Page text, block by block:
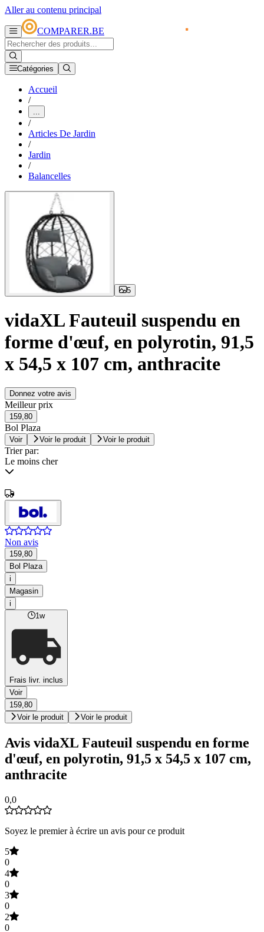
Aller au contenu principal
COMPARER.BE
Catégories
Accueil
/
...
/
Articles De Jardin
/
Jardin
/
Balancelles
5
vidaXL Fauteuil suspendu en
forme d'œuf, en polyrotin, 91,5
x 54,5 x 107 cm, anthracite
Donnez votre avis
Meilleur prix
159,80
Bol Plaza
Voir Voir le produit Voir le produit
Trier par:
Le moins cher
Non avis
159,80
Bol Plaza
i
Magasin
i
1w
Frais livr. inclus
Voir
159,80
Voir le produit
Voir le produit
Avis vidaXL Fauteuil suspendu en forme
d'œuf, en polyrotin, 91,5 x 54,5 x 107 cm,
anthracite
0,0
Soyez le premier à écrire un avis pour ce produit
5
0
4
0
3
0
2
0